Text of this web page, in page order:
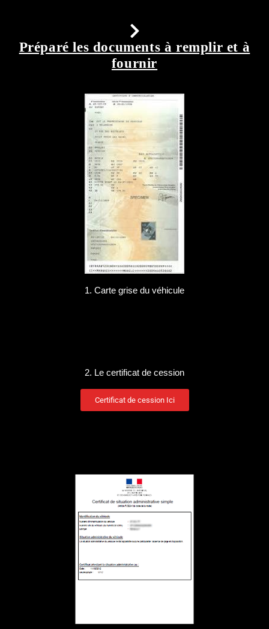
Préparé les documents à remplir et à
fournir
1. Carte grise du véhicule
2. Le certificat de cession
Certificat de cession Ici